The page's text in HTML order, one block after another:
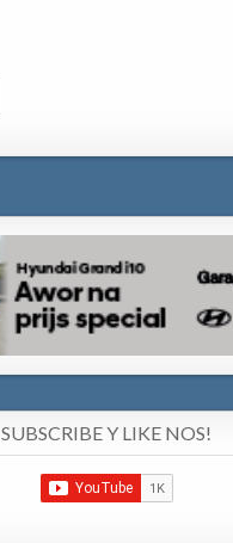
SUBSCRIBE Y LIKE NOS!